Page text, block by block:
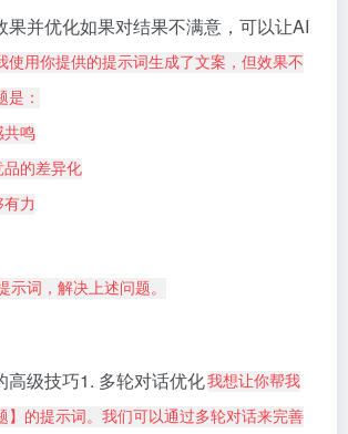
果并优化如果对结果不满意，可以让AI
使用你提供的提示词生成了文案，但效果不
是：
鸣
的差异化
力
示词，解决上述问题。
高级技巧1. 多轮对话优化我想让你帮我
】的提示词。我们可以通过多轮对话来完善